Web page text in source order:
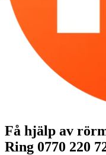
Få hjälp av
Ring 0770 220